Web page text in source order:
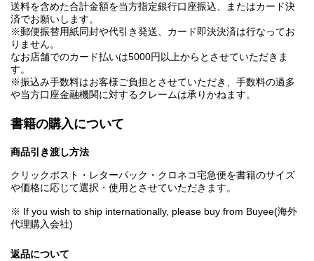
送料を含めた合計金額を当方指定銀行口座振込、またはカード決
済でお願いします。
※郵便振替用紙同封や代引き発送、カード即決決済は行なってお
りません。
なお店舗でのカード払いは5000円以上からとさせていただきま
す。
※振込み手数料はお客様ご負担とさせていただき、手数料の過多
や当方口座金融機関に対するクレームは承りかねます。
書籍の購入について
商品引き渡し方法
クリックポスト・レターパック・クロネコ宅急便を書籍のサイズ
や価格に応じて選択・使用とさせていただきます。
※ If you wish to ship internationally, please buy from Buyee(海外
代理購入会社)
返品について